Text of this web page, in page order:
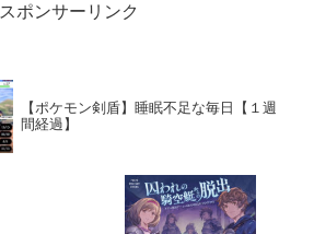
スポンサーリンク
【ポケモン剣盾】睡眠不足な毎日【１週
間経過】